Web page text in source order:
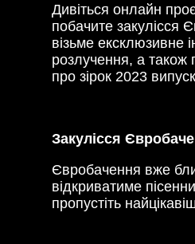
Дивіться онлайн
побачите закулісся
візьме ексклюзивне
розлучення, а також
про зірок 2023
Закулісся
Євробачення вже
відкриватиме
пропустіть